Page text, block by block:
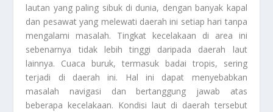
lautan yang paling sibuk di dunia, dengan banyak kapal
dan pesawat yang melewati daerah ini setiap hari tanpa
mengalami masalah. Tingkat kecelakaan di area ini
sebenarnya tidak lebih tinggi daripada daerah laut
lainnya. Cuaca buruk, termasuk badai tropis, sering
terjadi di daerah ini. Hal ini dapat menyebabkan
masalah navigasi dan bertanggung jawab atas
beberapa kecelakaan. Kondisi laut di daerah tersebut